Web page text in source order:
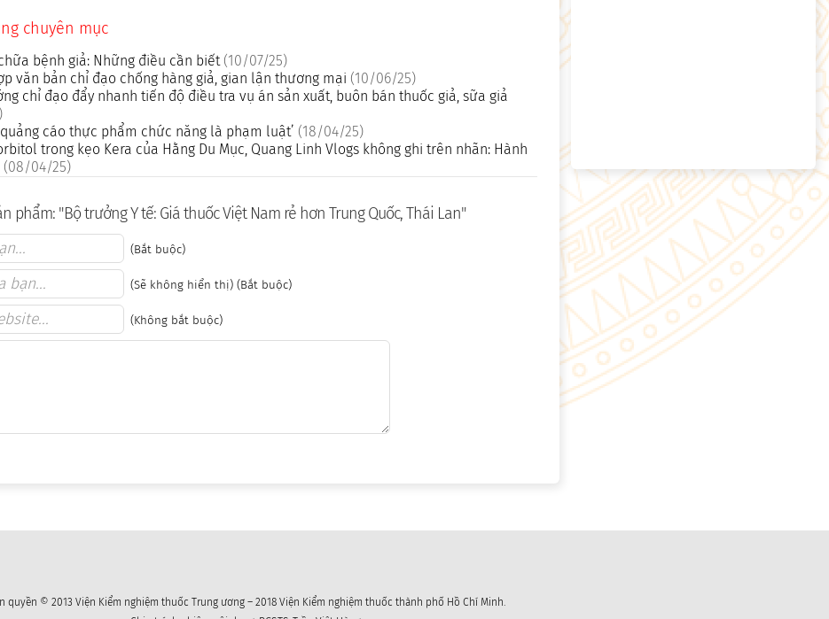
chuyên mục
bệnh giả: Những điều cần biết (10/07/25)
văn bản chỉ đạo chống hàng giả, gian lận thương mại (10/06/25)
chỉ đạo đẩy nhanh tiến độ điều tra vụ án sản xuất, buôn bán thuốc giả, sữa giả
quảng cáo thực phẩm chức năng là phạm luật’ (18/04/25)
trong kẹo Kera của Hằng Du Mục, Quang Linh Vlogs không ghi trên nhãn: Hành
(08/04/25)
phẩm: "Bộ trưởng Y tế: Giá thuốc Việt Nam rẻ hơn Trung Quốc, Thái Lan"
(Bắt buộc)
(Sẽ không hiển thị) (Bắt buộc)
(Không bắt buộc)
quyền © 2013 Viện Kiểm nghiệm thuốc Trung ương – 2018 Viện Kiểm nghiệm thuốc thành phố Hồ Chí Minh.